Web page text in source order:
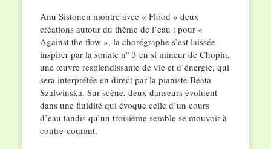
Anu Sistonen montre avec « Flood » deux
créations autour du thème de l’eau : pour «
Against the flow », la chorégraphe s’est laissée
inspirer par la sonate n° 3 en si mineur de Chopin,
une œuvre resplendissante de vie et d’énergie, qui
sera interprétée en direct par la pianiste Beata
Szalwinska. Sur scène, deux danseurs évoluent
dans une fluidité qui évoque celle d’un cours
d’eau tandis qu’un troisième semble se mouvoir à
contre-courant.